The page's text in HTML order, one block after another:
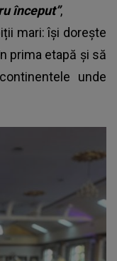
început”,
mari: își dorește
prima etapă și să
unde